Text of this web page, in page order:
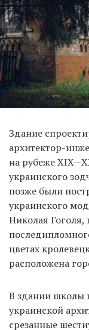
Здание
архитектор-
на рубеже
украинского
позже были
украинского
Николая Гоголя,
цветах
расположена
В здании школы
украинской
срезанные